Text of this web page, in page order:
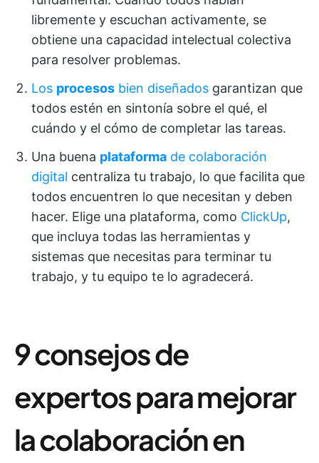
libremente y escuchan activamente, se
obtiene una capacidad intelectual colectiva
para resolver problemas.
Los procesos bien diseñados garantizan que
todos estén en sintonía sobre el qué, el
cuándo y el cómo de completar las tareas.
Una buena plataforma de colaboración
digital centraliza tu trabajo, lo que facilita que
todos encuentren lo que necesitan y deben
hacer. Elige una plataforma, como ClickUp,
que incluya todas las herramientas y
sistemas que necesitas para terminar tu
trabajo, y tu equipo te lo agradecerá.
9 consejos de
expertos para mejorar
la colaboración en